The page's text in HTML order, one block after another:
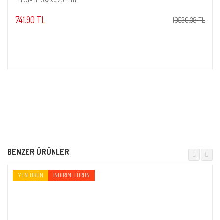
741.90 TL 10536.38 TL
BENZER ÜRÜNLER
YENI ÜRÜN İNDIRIMLI ÜRÜN